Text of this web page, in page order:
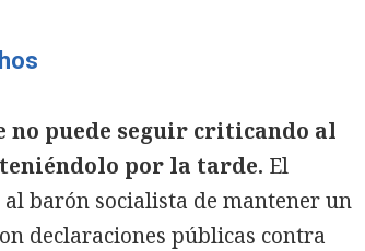
no puede seguir criticando al
por la tarde. El
barón socialista de mantener un
declaraciones públicas contra